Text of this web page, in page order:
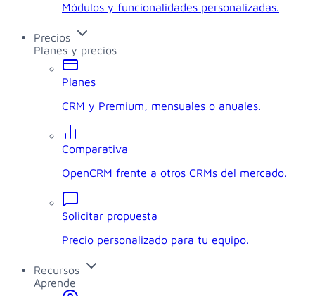
Módulos y funcionalidades personalizadas.
Precios
Planes y precios
Planes
CRM y Premium, mensuales o anuales.
Comparativa
OpenCRM frente a otros CRMs del mercado.
Solicitar propuesta
Precio personalizado para tu equipo.
Recursos
Aprende